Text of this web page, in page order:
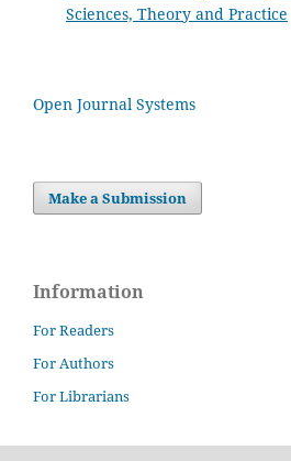
Sciences, Theory and Practice
Open Journal Systems
Make a Submission
Information
For Readers
For Authors
For Librarians